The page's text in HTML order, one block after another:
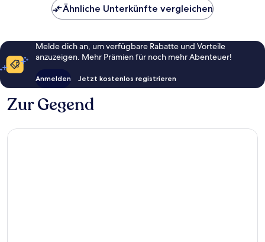
Ähnliche Unterkünfte vergleichen
Melde dich an, um verfügbare Rabatte und Vorteile
anzuzeigen. Mehr Prämien für noch mehr Abenteuer!
Anmelden Jetzt kostenlos registrieren
Zur Gegend